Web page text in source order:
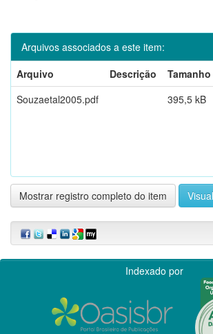
Arquivos associados a este item:
Arquivo
Descrição Tamanho
Souzaetal2005.pdf
395,5 kB
Mostrar registro completo do item
Indexado por